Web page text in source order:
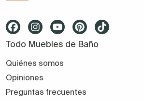
Todo Muebles de Baño
Quiénes somos
Opiniones
Preguntas frecuentes